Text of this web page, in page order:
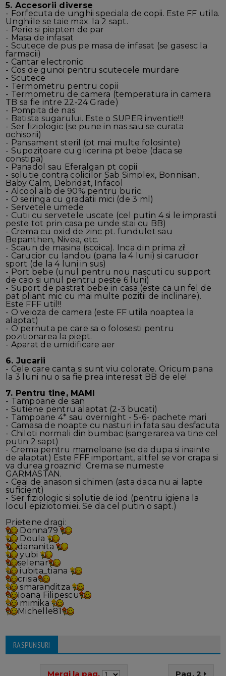
5. Accesorii diverse
- Forfecuta de unghii speciala de copii. Este FF utila.
Unghiile se taie max. la 2 sapt.
- Perie si piepten de par
- Masa de infasat
- Scutece de pus pe masa de infasat (se gasesc la
farmacii)
- Cantar electronic
- Cos de gunoi pentru scutecele murdare
- Scutece
- Termometru pentru copii
- Termometru de camera (temperatura in camera
TB sa fie intre 22-24 Grade)
- Pompita de nas
- Batista sugarului. Este o SUPER inventie!!!
- Ser fiziologic (se pune in nas sau se curata
ochisorii)
- Pansament steril (pt mai multe folosinte)
- Supozitoare cu glicerina pt bebe (daca se
constipa)
- Panadol sau Eferalgan pt copii
- solutie contra colicilor Sab Simplex, Bonnisan,
Baby Calm, Debridat, Infacol
- Alcool alb de 90% pentru buric.
- O seringa cu gradatii mici (de 3 ml)
- Servetele umede
- Cutii cu servetele uscate (cel putin 4 si le imprastii
peste tot prin casa pe unde stai cu BB)
- Crema cu oxid de zinc pt. fundulet sau
Bepanthen, Nivea, etc.
- Scaun de masina (scoica). Inca din prima zi!
- Carucior cu landou (pana la 4 luni) si carucior
sport (de la 4 luni in sus)
- Port bebe (unul pentru nou nascuti cu support
de cap si unul pentru peste 6 luni)
- Suport de pastrat bebe in casa (este ca un fel de
pat pliant mic cu mai multe pozitii de inclinare).
Este FFF util!!
- O veioza de camera (este FF utila noaptea la
alaptat)
- O pernuta pe care sa o folosesti pentru
pozitionarea la piept.
- Aparat de umidificare aer
6. Jucarii
- Cele care canta si sunt viu colorate. Oricum pana
la 3 luni nu o sa fie prea interesat BB de ele!
7. Pentru tine, MAMI
- Tampoane de san
- Sutiene pentru alaptat (2-3 bucati)
- Tampoane 4* sau overnight - 5-6- pachete mari
- Camasa de noapte cu nasturi in fata sau desfacuta
- Chiloti normali din bumbac (sangerarea va tine cel
putin 2 sapt)
- Crema pentru mameloane (se da dupa si inainte
de alaptat) Este FFF important, altfel se vor crapa si
va durea groaznic!. Crema se numeste
GARMASTAN.
- Ceai de anason si chimen (asta daca nu ai lapte
suficient)
- Ser fiziologic si solutie de iod (pentru igiena la
locul epiziotomiei. Se da cel putin o sapt.)
Prietene dragi:
Donna79
Doula
dananita
yubi
selenar
iubita_tiana
crisia
smaranditza
Ioana Filipescu
mimika
Michelle81
RASPUNSURI
Mergi la pag. Pag. 2